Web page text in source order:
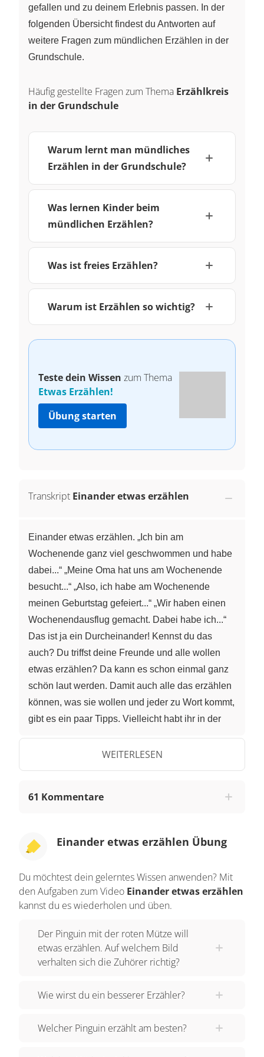
gefallen und zu deinem Erlebnis passen. In der
folgenden Übersicht findest du Antworten auf
weitere Fragen zum mündlichen Erzählen in der
Grundschule.
Häufig gestellte Fragen zum Thema Erzählkreis
in der Grundschule
Warum lernt man mündliches
Erzählen in der Grundschule?
Was lernen Kinder beim
mündlichen Erzählen?
Was ist freies Erzählen?
Warum ist Erzählen so wichtig?
Teste dein Wissen zum Thema
Etwas Erzählen!
Übung starten
Transkript Einander etwas erzählen
Einander etwas erzählen. „Ich bin am
Wochenende ganz viel geschwommen und habe
dabei...“ „Meine Oma hat uns am Wochenende
besucht...“ „Also, ich habe am Wochenende
meinen Geburtstag gefeiert...“ „Wir haben einen
Wochenendausflug gemacht. Dabei habe ich...“
Das ist ja ein Durcheinander! Kennst du das
auch? Du triffst deine Freunde und alle wollen
etwas erzählen? Da kann es schon einmal ganz
schön laut werden. Damit auch alle das erzählen
können, was sie wollen und jeder zu Wort kommt,
gibt es ein paar Tipps. Vielleicht habt ihr in der
Klassenzimmer können die Regeln helfen! Setzt
ihr euch auch manchmal in einen Erzählkreis?
Lehrer dann eine Frage, die ihr im Erzählkreis
dabei helfen kann, dass nicht alle durcheinander
reden? Wenn jemand etwas erzählt, sind alle
auch Teil eines Erzählkreises und jemand
anderes spricht gerade. Weißt du, was dann
Diejenigen, die zuhören, sollten die erzählende
Person ausreden lassen. Unterbrich Sie nicht,
Mitschülerin oder einem Mitschüler nebenbei
Ähnliches erlebt hast und das am liebsten
WEITERLESEN
61 Kommentare
Einander etwas erzählen Übung
Du möchtest dein gelerntes Wissen anwenden? Mit
den Aufgaben zum Video Einander etwas erzählen
kannst du es wiederholen und üben.
Der Pinguin mit der roten Mütze will
etwas erzählen. Auf welchem Bild
verhalten sich die Zuhörer richtig?
Wie wirst du ein besserer Erzähler?
Welcher Pinguin erzählt am besten?